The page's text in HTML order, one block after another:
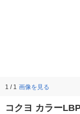
1 / 1 画像を見る
コクヨ カラー